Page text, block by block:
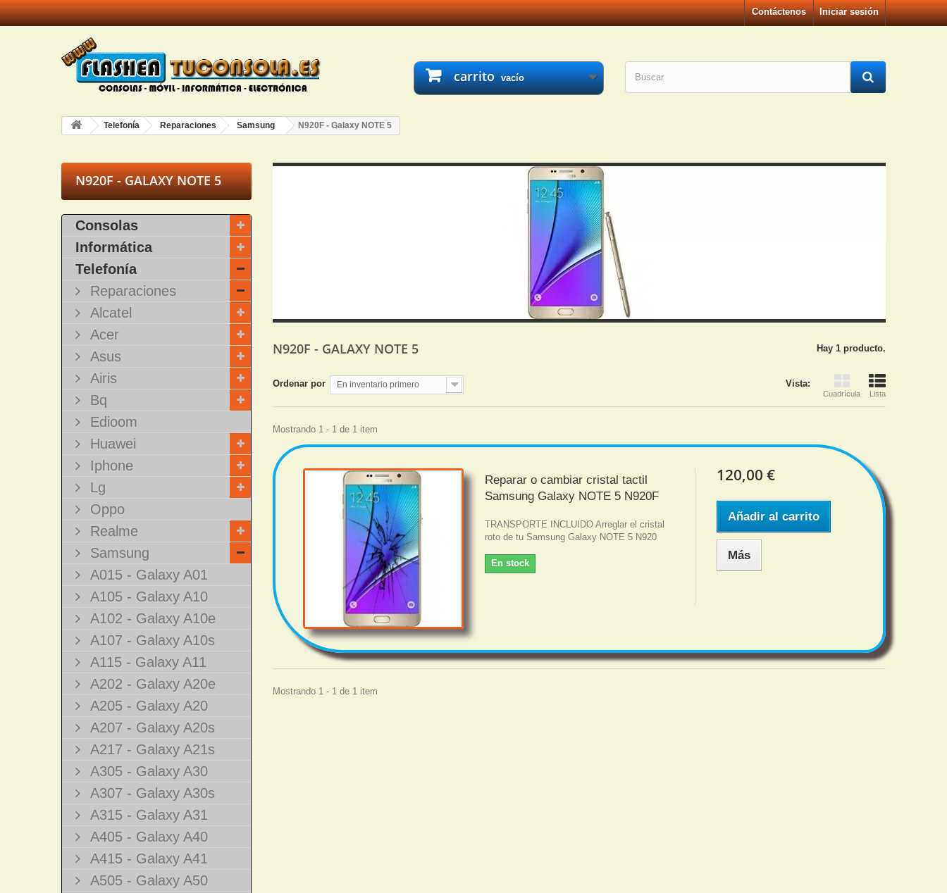
Iniciar sesión
Contáctenos
carrito vacío
Telefonía Reparaciones Samsung N920F - Galaxy NOTE 5
N920F - GALAXY NOTE 5
Consolas
Informática
Telefonía
Reparaciones
Alcatel
Acer
Asus
Airis
Bq
Edioom
Huawei
Iphone
Lg
Oppo
Realme
Samsung
A015 - Galaxy A01
A105 - Galaxy A10
A102 - Galaxy A10e
A107 - Galaxy A10s
A115 - Galaxy A11
A202 - Galaxy A20e
A205 - Galaxy A20
A207 - Galaxy A20s
A217 - Galaxy A21s
A305 - Galaxy A30
A307 - Galaxy A30s
A315 - Galaxy A31
A405 - Galaxy A40
A415 - Galaxy A41
A505 - Galaxy A50
N920F - GALAXY NOTE 5 Hay 1 producto.
Vista:
Cuadrícula Lista
Ordenar por En inventario primero
Mostrando 1 - 1 de 1 item
Reparar o cambiar cristal tactil
Samsung Galaxy NOTE 5 N920F
TRANSPORTE INCLUIDO Arreglar el cristal
roto de tu Samsung Galaxy NOTE 5 N920
En stock
120,00 €
Añadir al carrito
Más
Mostrando 1 - 1 de 1 item